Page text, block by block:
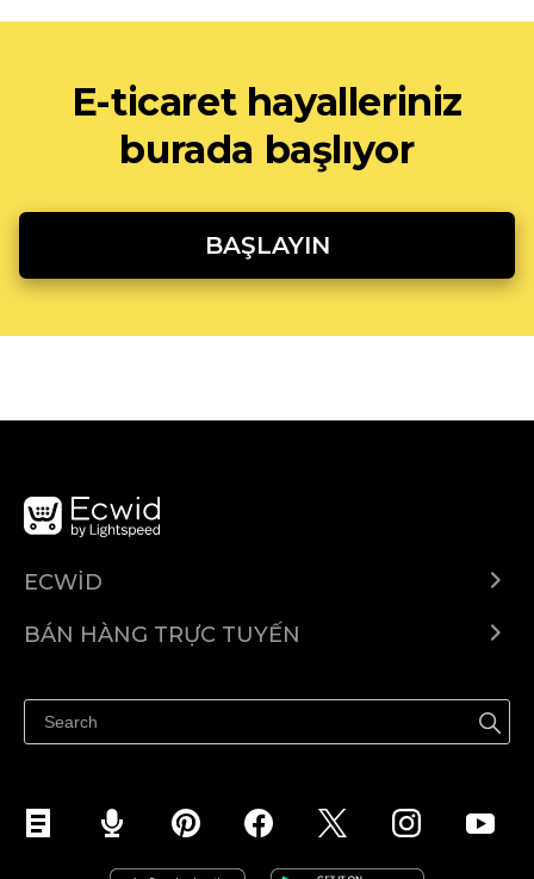
E-ticaret hayalleriniz
burada başlıyor
BAŞLAYIN
ECWID
Trung tâm trợ giúp
BÁN HÀNG TRỰC TUYẾN
Quảng bá ở bất cứ đâu
Kiểm soát mọi thứ